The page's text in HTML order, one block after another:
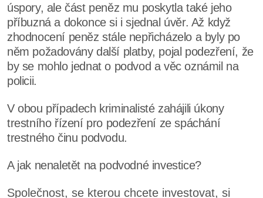
úspory, ale část peněz mu poskytla také jeho
příbuzná a dokonce si i sjednal úvěr. Až když
zhodnocení peněz stále nepřicházelo a byly po
něm požadovány další platby, pojal podezření, že
by se mohlo jednat o podvod a věc oznámil na
policii.
V obou případech kriminalisté zahájili úkony
trestního řízení pro podezření ze spáchání
trestného činu podvodu.
A jak nenaletět na podvodné investice?
Společnost, se kterou chcete investovat, si